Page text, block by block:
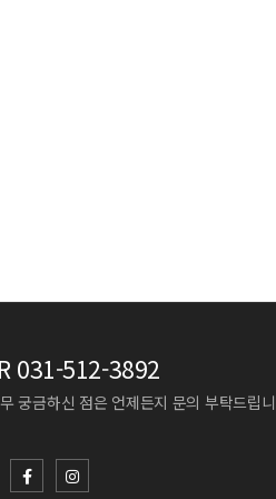
031-512-3892
궁금하신 점은 언제든지 문의 부탁드립